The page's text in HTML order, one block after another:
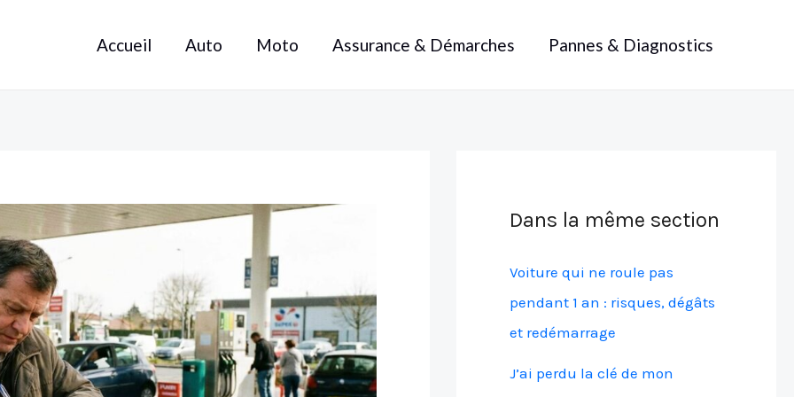
Accueil Auto Moto Assurance & Démarches Pannes & Diagnostics
Dans la même section
Voiture qui ne roule pas
pendant 1 an : risques, dégâts
et redémarrage
J’ai perdu la clé de mon